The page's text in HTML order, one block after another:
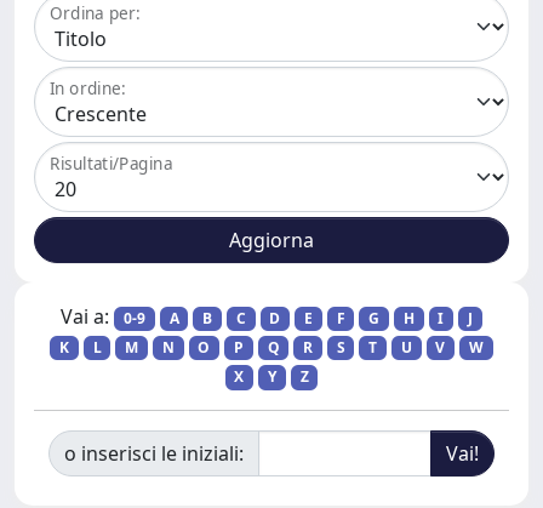
Ordina per:
In ordine:
Risultati/Pagina
Vai a: 0-9 A B C D E F G H I
J
K
L M N O P Q R S T U V
W
X
Y Z
o inserisci le iniziali: